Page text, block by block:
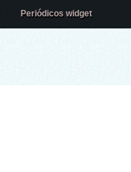
Periódicos widget